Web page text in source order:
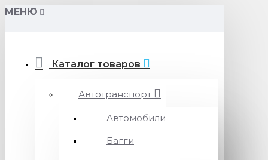
МЕНЮ
Каталог товаров
Автотранспорт
Автомобили
Багги